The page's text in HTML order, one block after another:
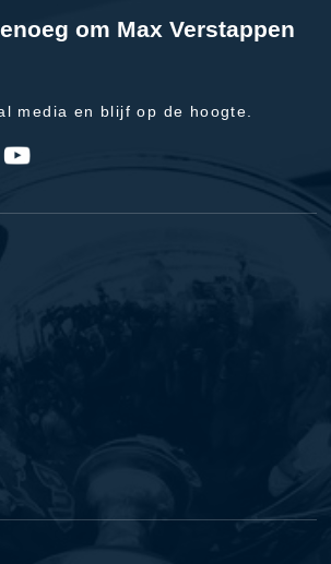
om Max Verstappen
media en blijf op de hoogte.